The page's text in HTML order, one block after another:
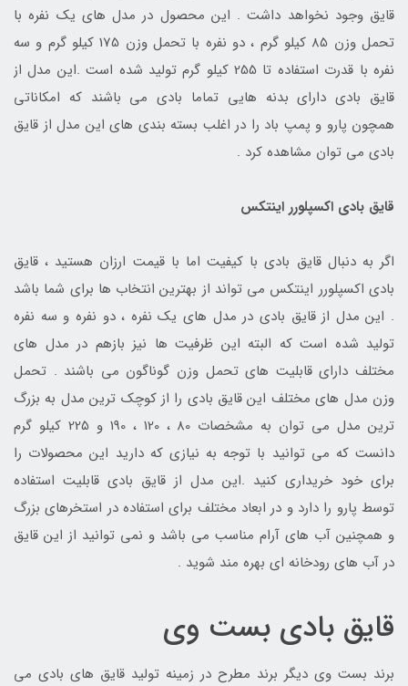
قایق وجود نخواهد داشت . این محصول در مدل های یک نفره با
تحمل وزن 85 کیلو گرم ، دو نفره با تحمل وزن 175 کیلو گرم و سه
نفره با قدرت استفاده تا 255 کیلو گرم تولید شده است .این مدل از
قایق بادی دارای بدنه هایی تماما بادی می باشند که امکاناتی
همچون پارو و پمپ باد را در اغلب بسته بندی های این مدل از قایق
بادی می توان مشاهده کرد .
قایق بادی اکسپلورر اینتکس
اگر به دنبال قایق بادی با کیفیت اما با قیمت ارزان هستید ، قایق
بادی اکسپلورر اینتکس می تواند از بهترین انتخاب ها برای شما باشد
. این مدل از قایق بادی در مدل های یک نفره ، دو نفره و سه نفره
تولید شده است که البته این ظرفیت ها نیز بازهم در مدل های
مختلف دارای قابلیت های تحمل وزن گوناگون می باشند . تحمل
وزن مدل های مختلف این قایق بادی را از کوچک ترین مدل به بزرگ
ترین مدل می توان به مشخصات 80 ، 120 ، 190 و 225 کیلو گرم
دانست که می توانید با توجه به نیازی که دارید این محصولات را
برای خود خریداری کنید .این مدل از قایق بادی قابلیت استفاده
توسط پارو را دارد و در ابعاد مختلف برای استفاده در استخرهای بزرگ
و همچنین آب های آرام مناسب می باشد و نمی توانید از این قایق
در آب های رودخانه ای بهره مند شوید .
قایق بادی بست وی
برند بست وی دیگر برند مطرح در زمینه تولید قایق های بادی می